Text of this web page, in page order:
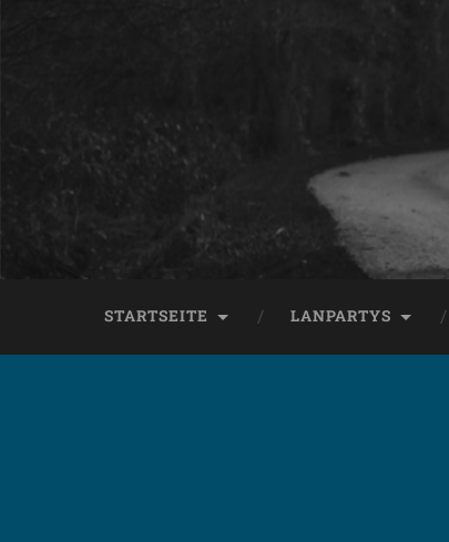
STARTSEITE LANPARTYS